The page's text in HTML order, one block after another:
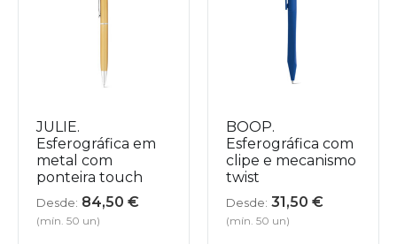
JULIE.
Esferográfica em
metal com
ponteira touch
Desde: 84,50 €
(mín. 50 un)
BOOP.
Esferográfica com
clipe e mecanismo
twist
Desde: 31,50 €
(mín. 50 un)